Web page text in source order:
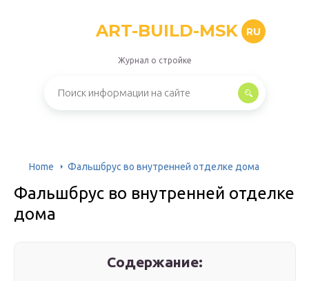
ART-BUILD-MSK RU
Журнал о стройке
Home Фальшбрус во внутренней отделке дома
Фальшбрус во внутренней отделке
дома
Содержание: